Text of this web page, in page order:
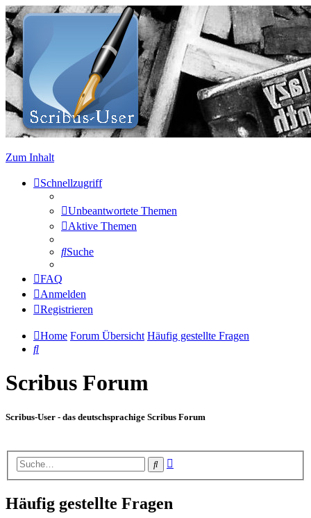
Zum Inhalt
Schnellzugriff
Unbeantwortete Themen
Aktive Themen
Suche
FAQ
Anmelden
Registrieren
Home Forum Übersicht Häufig gestellte Fragen
Suche
Scribus Forum
Scribus-User - das deutschsprachige Scribus Forum
Suche
Häufig gestellte Fragen